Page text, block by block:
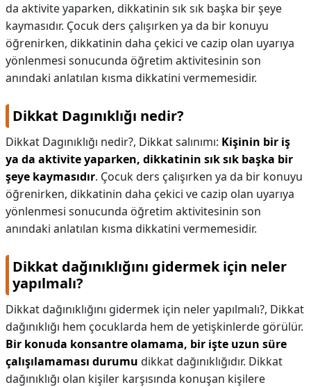
da aktivite yaparken, dikkatinin sık sık başka bir şeye
kaymasıdır. Çocuk ders çalışırken ya da bir konuyu
öğrenirken, dikkatinin daha çekici ve cazip olan uyarıya
yönlenmesi sonucunda öğretim aktivitesinin son
anındaki anlatılan kısma dikkatini vermemesidir.
Dikkat Dagınıklığı nedir?
Dikkat Dagınıklığı nedir?, Dikkat salınımı: Kişinin bir iş
ya da aktivite yaparken, dikkatinin sık sık başka bir
şeye kaymasıdır. Çocuk ders çalışırken ya da bir konuyu
öğrenirken, dikkatinin daha çekici ve cazip olan uyarıya
yönlenmesi sonucunda öğretim aktivitesinin son
anındaki anlatılan kısma dikkatini vermemesidir.
Dikkat dağınıklığını gidermek için neler
yapılmalı?
Dikkat dağınıklığını gidermek için neler yapılmalı?, Dikkat
dağınıklığı hem çocuklarda hem de yetişkinlerde görülür.
Bir konuda konsantre olamama, bir işte uzun süre
çalışılamaması durumu dikkat dağınıklığıdır. Dikkat
dağınıklığı olan kişiler karşısında konuşan kişilere